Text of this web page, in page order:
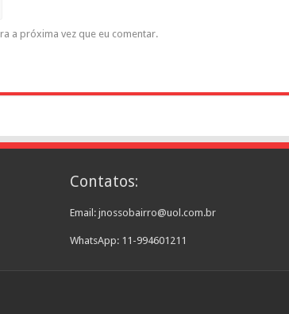
a próxima vez que eu comentar.
Contatos:
Email: jnossobairro@uol.com.br
WhatsApp: 11-994601211